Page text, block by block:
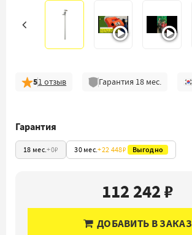
51отзыв Гарантия 18мес.
Гарантия
18 мес.+0₽ 30 мес.+22 448₽ Выгодно
112 242 ₽
ДОБАВИТЬ В ЗАКАЗ